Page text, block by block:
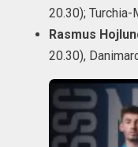
20.30);
Rasmus
20.30),